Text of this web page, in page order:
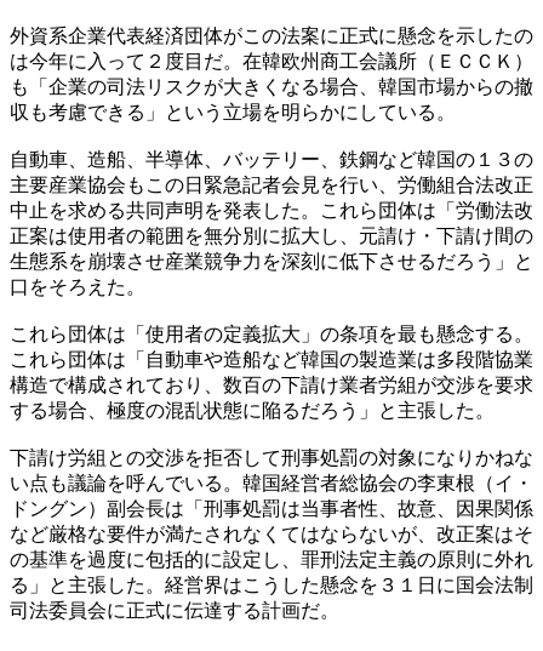
外資系企業代表経済団体がこの法案に正式に懸念を示したの
は今年に入って２度目だ。在韓欧州商工会議所（ＥＣＣＫ）
も「企業の司法リスクが大きくなる場合、韓国市場からの撤
収も考慮できる」という立場を明らかにしている。
自動車、造船、半導体、バッテリー、鉄鋼など韓国の１３の
主要産業協会もこの日緊急記者会見を行い、労働組合法改正
中止を求める共同声明を発表した。これら団体は「労働法改
正案は使用者の範囲を無分別に拡大し、元請け・下請け間の
生態系を崩壊させ産業競争力を深刻に低下させるだろう」と
口をそろえた。
これら団体は「使用者の定義拡大」の条項を最も懸念する。
これら団体は「自動車や造船など韓国の製造業は多段階協業
構造で構成されており、数百の下請け業者労組が交渉を要求
する場合、極度の混乱状態に陥るだろう」と主張した。
下請け労組との交渉を拒否して刑事処罰の対象になりかねな
い点も議論を呼んでいる。韓国経営者総協会の李東根（イ・
ドングン）副会長は「刑事処罰は当事者性、故意、因果関係
など厳格な要件が満たされなくてはならないが、改正案はそ
の基準を過度に包括的に設定し、罪刑法定主義の原則に外れ
る」と主張した。経営界はこうした懸念を３１日に国会法制
司法委員会に正式に伝達する計画だ。